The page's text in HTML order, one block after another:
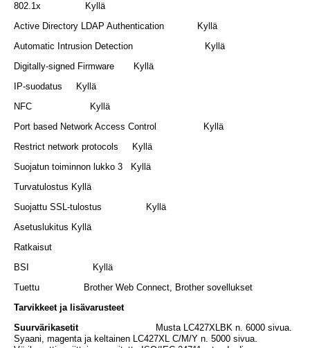
802.1x Kyllä
Active Directory LDAP Authentication Kyllä
Automatic Intrusion Detection Kyllä
Digitally-signed Firmware Kyllä
IP-suodatus Kyllä
NFC Kyllä
Port based Network Access Control Kyllä
Restrict network protocols Kyllä
Suojatun toiminnon lukko 3 Kyllä
Turvatulostus Kyllä
Suojattu SSL-tulostus Kyllä
Asetuslukitus Kyllä
Ratkaisut
BSI Kyllä
Tuettu Brother Web Connect, Brother sovellukset
Tarvikkeet ja lisävarusteet
Suurvärikasetit
Musta LC427XLBK n. 6000 sivua.
Syaani, magenta ja keltainen LC427XL C/M/Y n. 5000 sivua.